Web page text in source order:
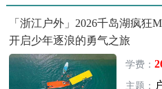
「浙江户外」2026千岛湖疯狂
开启少年逐浪的勇气之旅
学费：
主题：